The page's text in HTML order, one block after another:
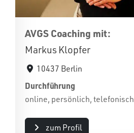
AVGS Coaching mit:
Markus Klopfer
10437 Berlin
Durchführung
online, persönlich, telefonisch
zum Profil